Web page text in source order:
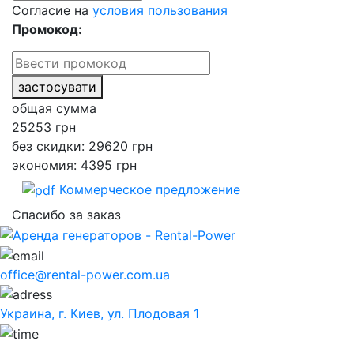
Согласие на условия пользования
Промокод:
застосувати
общая сумма
25253 грн
без скидки: 29620 грн
экономия: 4395 грн
Коммерческое предложение
Спасибо за заказ
office@rental-power.com.ua
Украина, г. Киев, ул. Плодовая 1